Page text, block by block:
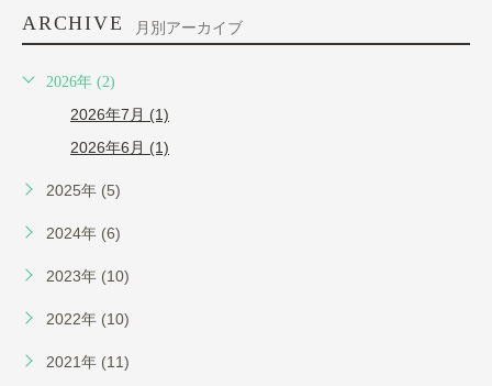
ARCHIVE 月別アーカイブ
2026年 (2)
2026年7月 (1)
2026年6月 (1)
2025年 (5)
2024年 (6)
2023年 (10)
2022年 (10)
2021年 (11)